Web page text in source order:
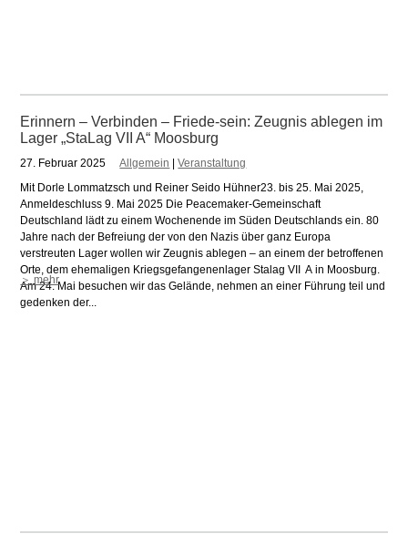
Erinnern – Verbinden – Friede-sein: Zeugnis ablegen im
Lager „StaLag VII A“ Moosburg
27. Februar 2025 Allgemein |Veranstaltung
Mit Dorle Lommatzsch und Reiner Seido Hühner23. bis 25. Mai 2025,
Anmeldeschluss 9. Mai 2025 Die Peacemaker-Gemeinschaft
Deutschland lädt zu einem Wochenende im Süden Deutschlands ein. 80
Jahre nach der Befreiung der von den Nazis über ganz Europa
verstreuten Lager wollen wir Zeugnis ablegen – an einem der betroffenen
Orte, dem ehemaligen Kriegsgefangenenlager Stalag VII A in Moosburg.
Am 24. Mai besuchen wir das Gelände, nehmen an einer Führung teil und
gedenken der...
＞ mehr